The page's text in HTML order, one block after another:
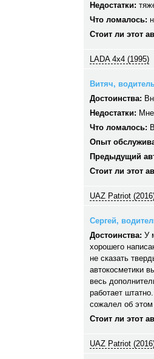
Недостатки:
Что ломалось:
Стоит ли этот
LADA 4x4 (1995)
Витяч,
Достоинства:
Недостатки:
Что ломалось:
Опыт
Предыдущий
Стоит ли этот
UAZ Patriot
Сергей,
Достоинства: У
хорошего
не сказать
автокосметики
весь
работает
сожалел об этом
Стоит ли этот
UAZ Patriot